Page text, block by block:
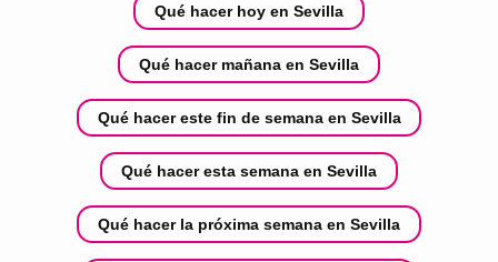
Qué hacer hoy en Sevilla
Qué hacer mañana en Sevilla
Qué hacer este fin de semana en Sevilla
Qué hacer esta semana en Sevilla
Qué hacer la próxima semana en Sevilla